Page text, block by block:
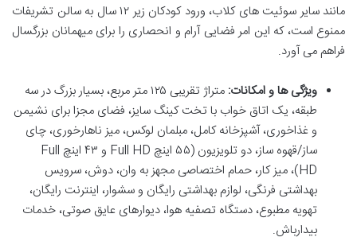
مانند سایر سوئیت های کلاب، ورود کودکان زیر ۱۲ سال به سالن تشریفات
ممنوع است، که این امر فضایی آرام و انحصاری را برای میهمانان بزرگسال
فراهم می آورد.
ویژگی ها و امکانات:
متراژ تقریبی ۱۲۵ متر مربع، بسیار بزرگ در سه
طبقه، یک اتاق خواب با تخت کینگ سایز، فضای مجزا برای نشیمن
و غذاخوری، آشپزخانه کامل، مبلمان لوکس، میز ناهارخوری، چای
ساز/قهوه ساز، دو تلویزیون (۵۵ اینچ Full HD و ۴۳ اینچ Full
HD)، میز کار، حمام اختصاصی مجهز به وان، دوش، سرویس
بهداشتی فرنگی، لوازم بهداشتی رایگان و سشوار، اینترنت رایگان،
تهویه مطبوع، دستگاه تصفیه هوا، دیوارهای عایق صوتی، خدمات
بیدارباش.